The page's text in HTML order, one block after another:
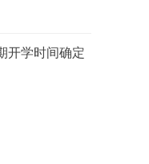
开学时间确定